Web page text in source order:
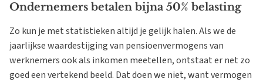
Ondernemers betalen bijna 50% belasting
Zo kun je met statistieken altijd je gelijk halen. Als we de
jaarlijkse waardestijging van pensioenvermogens van
werknemers ook als inkomen meetellen, ontstaat er net zo
goed een vertekend beeld. Dat doen we niet, want vermogen